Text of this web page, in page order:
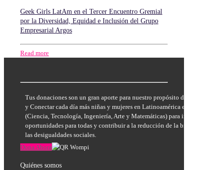
Geek Girls LatAm en el Tercer Encuentro Gremial
por la Diversidad, Equidad e Inclusión del Grupo
Empresarial Argos
Read more
Tus donaciones son un gran aporte para nuestro propósito de Inspirar,
y Conectar cada día más niñas y mujeres en Latinoamérica en las áreas
(Ciencia, Tecnología, Ingeniería, Arte y Matemáticas) para incrementar
oportunidades para todas y contribuir a la reducción de la brecha de
las desigualdades sociales.
Dona Ahora
Quiénes somos